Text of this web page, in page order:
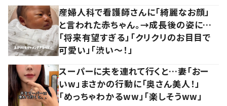
産婦人科で看護師さんに「綺麗なお顔」
と言われた赤ちゃん。→成長後の姿に…
「将来有望すぎる」「クリクリのお目目で
可愛い」「渋い～！」
スーパーに夫を連れて行くと…妻「おー
いw」まさかの行動に「奥さん美人！」
「めっちゃわかるww」「楽しそうww」